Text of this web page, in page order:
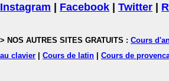
Instagram Facebook Twitter
> NOS AUTRES SITES GRATUITS : Cours
au clavier
Cours de latin Cours de